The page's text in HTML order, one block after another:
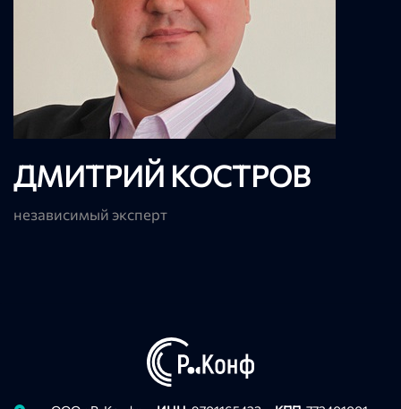
ДМИТРИЙ КОСТРОВ
независимый эксперт